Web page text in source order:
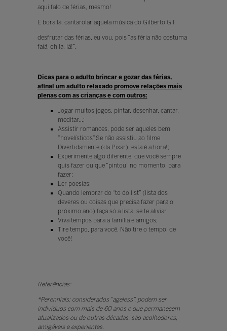
aqui falo de férias, mesmo!
E bora lá, cantarolar aquela música do Gilberto Gil:
desfrutar das férias, eu vou, pois “as féria não costuma
faiá, oh la, lá!”.
Dicas para o adulto brincar e gozar das férias,
afinal um adulto relaxado promove relações mais
plenas com as crianças e com outros:
Jogar muitos jogos, pintar, desenhar, cantar,
meditar...;
Assistir romances, pode ser aqueles bem
”novelísticos”.Se não assistiu ao filme
Divertidamente (da Pixar), esta é a hora!;
Experimente algo diferente, que você sempre
quis fazer ou que “pintou” no momento, para
fazer;
Ler poesias;
Quando lembrar do “to do list” (lista dos
deveres ou coisas que precisa fazer para o
próximo ano) faça só a lista, se te aliviar.
Viva tempos para a família e amigos;
Tire tempo, para você. Não tire o tempo, de
você!
Referências:
*Perennials: considerados “ageless”, podem ser
indivíduos com mais de 60 anos e que permanecem
atualizados ou de outras décadas, são acolhedores,
amigáveis e experientes.